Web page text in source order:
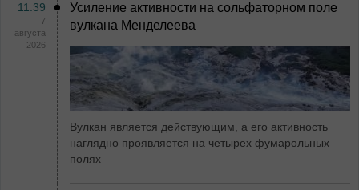
11:39
7
августа
2026
Усиление активности на сольфаторном поле
вулкана Менделеева
Вулкан является действующим, а его активность
наглядно проявляется на четырех фумарольных
полях